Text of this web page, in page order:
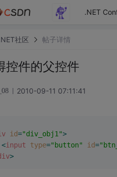
社区 帖子详情
控件的父控件
2010-09-11 07:11:41
id="div_obj1">
<input type="button" id=
>